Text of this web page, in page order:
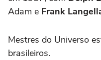
Adam e Frank
Mestres do Universo
brasileiros.